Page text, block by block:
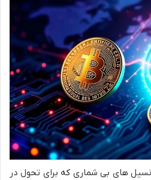
های بی شماری که برای تحول در